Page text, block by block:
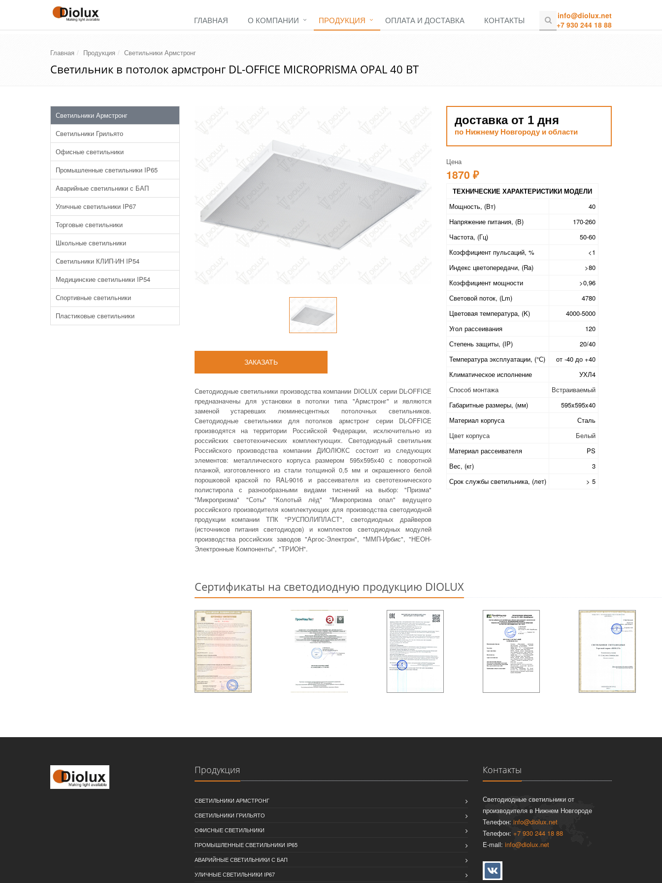
ГЛАВНАЯ О КОМПАНИИ ПРОДУКЦИЯ ОПЛАТА И ДОСТАВКА КОНТАКТЫ
info@diolux.net
+7 930 244 18 88
Главная Продукция Светильники Армстронг
Светильник в потолок армстронг DL-OFFICE MICROPRISMA OPAL 40 ВТ
Светильники Армстронг
Светильники Грильято
Офисные светильники
Промышленные светильники IP65
Аварийные светильники с БАП
Уличные светильники IP67
Торговые светильники
Школьные светильники
Светильники КЛИП-ИН IP54
Медицинские светильники IP54
Спортивные светильники
Пластиковые светильники
ЗАКАЗАТЬ
Светодиодные светильники производства компании DIOLUX серии DL-OFFICE
предназначены для установки в потолки типа "Армстронг" и являются
заменой устаревших люминесцентных потолочных светильников.
Светодиодные светильники для потолков армстронг серии DL-OFFICE
производятся на территории Российской Федерации, исключительно из
российских светотехнических комплектующих. Светодиодный светильник
Российского производства компании ДИОЛЮКС состоит из следующих
элементов: металлического корпуса размером 595х595х40 с поворотной
планкой, изготовленного из стали толщиной 0,5 мм и окрашенного белой
порошковой краской по RAL-9016 и рассеивателя из светотехнического
полистирола с разнообразными видами тиснений на выбор: "Призма"
"Микропризма" "Соты" "Колотый лёд" "Микропризма опал" ведущего
российского производителя комплектующих для производства светодиодной
продукции компании ТПК "РУСПОЛИПЛАСТ", светодиодных драйверов
(источников питания светодиодов) и комплектов светодиодных модулей
производства российских заводов "Аргос-Электрон", "ММП-Ирбис", "НЕОН-
Электронные Компоненты", "ТРИОН".
доставка от 1 дня
по Нижнему Новгороду и области
Цена
1870 ₽
ТЕХНИЧЕСКИЕ ХАРАКТЕРИСТИКИ МОДЕЛИ
Мощность, (Вт)
40
Напряжение питания, (В)
170-260
Частота, (Гц)
50-60
Коэффициент пульсаций, %
<1
Индекс цветопередачи, (Ra)
>80
Коэффициент мощности
>0,96
Световой поток, (Lm)
4780
Цветовая температура, (K)
4000-5000
Угол рассеивания
120
Степень защиты, (IP)
20/40
Температура эксплуатации, (°С)
от -40 до +40
Климатическое исполнение
УХЛ4
Способ монтажа
Встраиваемый
Габаритные размеры, (мм)
595x595x40
Материал корпуса
Сталь
Цвет корпуса
Белый
Материал рассеивателя
PS
Вес, (кг)
3
Срок службы светильника, (лет)
> 5
Сертификаты на светодиодную продукцию DIOLUX
Продукция
СВЕТИЛЬНИКИ АРМСТРОНГ
СВЕТИЛЬНИКИ ГРИЛЬЯТО
ОФИСНЫЕ СВЕТИЛЬНИКИ
ПРОМЫШЛЕННЫЕ СВЕТИЛЬНИКИ IP65
АВАРИЙНЫЕ СВЕТИЛЬНИКИ С БАП
УЛИЧНЫЕ СВЕТИЛЬНИКИ IP67
Контакты
Светодиодные светильники от
производителя в Нижнем Новгороде
Телефон: info@diolux.net
Телефон: +7 930 244 18 88
E-mail: info@diolux.net